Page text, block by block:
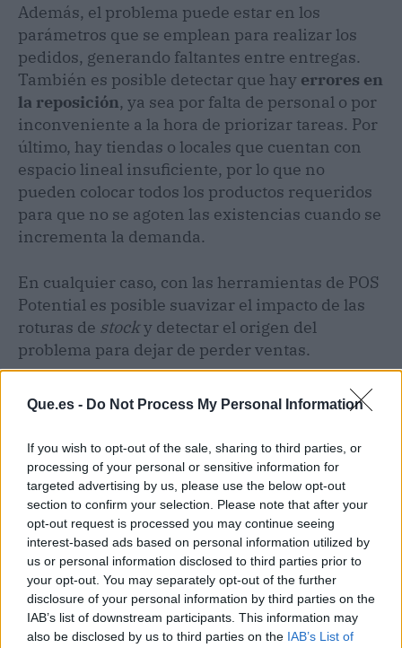
Que.es - Do Not Process My Personal Information
If you wish to opt-out of the sale, sharing to third parties, or
processing of your personal or sensitive information for
targeted advertising by us, please use the below opt-out
section to confirm your selection. Please note that after your
opt-out request is processed you may continue seeing
interest-based ads based on personal information utilized by
us or personal information disclosed to third parties prior to
your opt-out. You may separately opt-out of the further
disclosure of your personal information by third parties on the
IAB’s list of downstream participants. This information may
also be disclosed by us to third parties on the IAB’s List of
Además, el problema puede estar en los
parámetros que se emplean para realizar los
pedidos, generando faltantes entre entregas.
También es posible detectar que hay errores en
la reposición, ya sea por falta de personal o por
inconveniente a la hora de priorizar tareas. Por
último, hay tiendas o locales que cuentan con
espacio lineal insuficiente, por lo que no
pueden colocar todos los productos requeridos
para que no se agoten las existencias cuando se
incrementa la demanda.
En cualquier caso, con las herramientas de POS
Potential es posible suavizar el impacto de las
roturas de stocky detectar el origen del
problema para dejar de perder ventas.